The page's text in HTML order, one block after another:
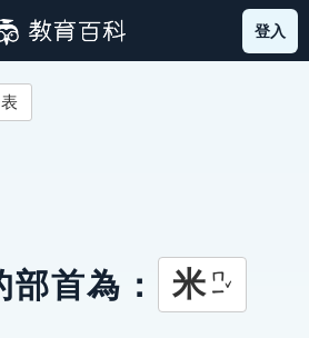
登入
首為： 米ㄇㄧˇ